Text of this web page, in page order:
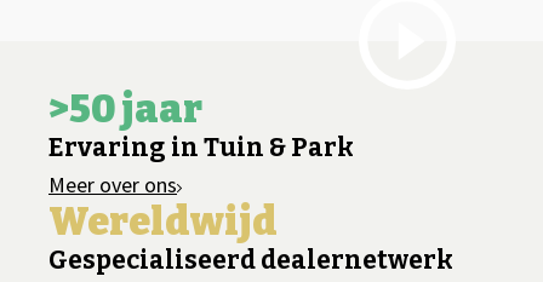
>50 jaar
Ervaring in Tuin & Park
Meer over ons
Wereldwijd
Gespecialiseerd dealernetwerk